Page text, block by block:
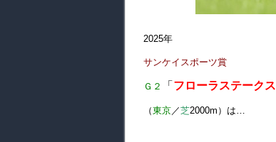
2025年
サンケイスポーツ賞
Ｇ２ 「 フローラステークス
（東京／芝2000m）は…